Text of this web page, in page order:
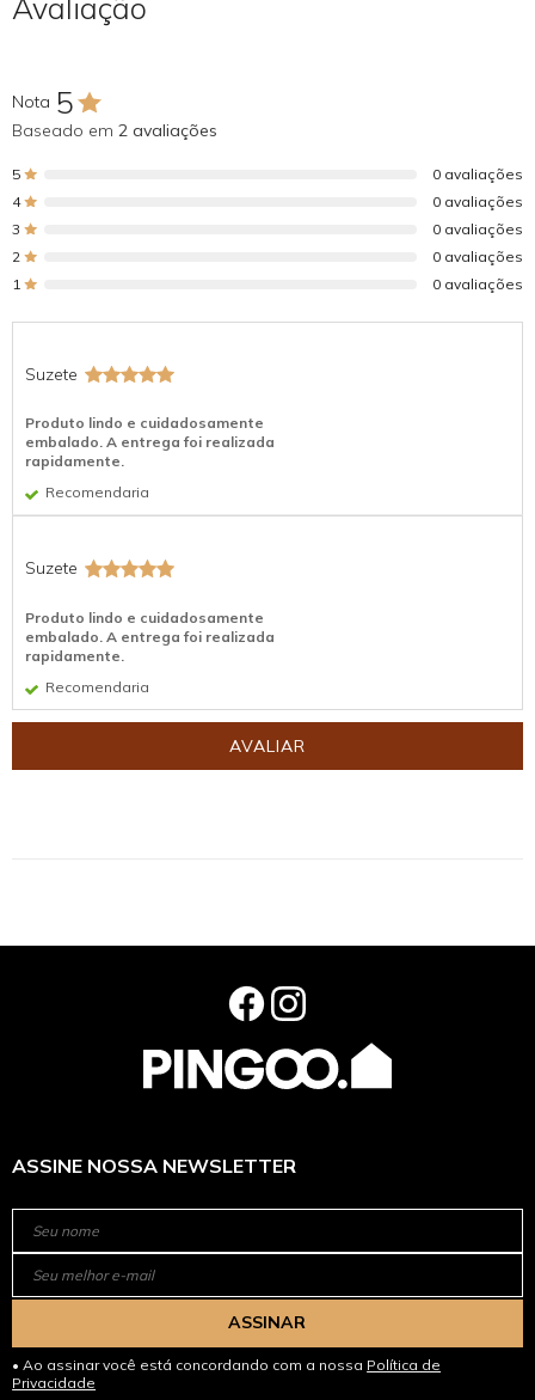
Avaliação
Nota 5
Baseado em2 avaliações
5
0 avaliações
4
0 avaliações
3
0 avaliações
2
0 avaliações
1
0 avaliações
Suzete
Produto lindo e cuidadosamente
embalado. A entrega foi realizada
rapidamente.
Recomendaria
Suzete
Produto lindo e cuidadosamente
embalado. A entrega foi realizada
rapidamente.
Recomendaria
AVALIAR
ASSINE NOSSA NEWSLETTER
ASSINAR
Ao assinar você está concordando com a nossa Política de
Privacidade